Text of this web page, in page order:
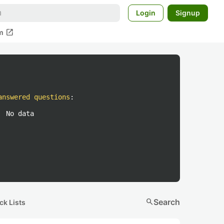
Login Signup
open_in_new
questions :
No data
Lists searchSearch